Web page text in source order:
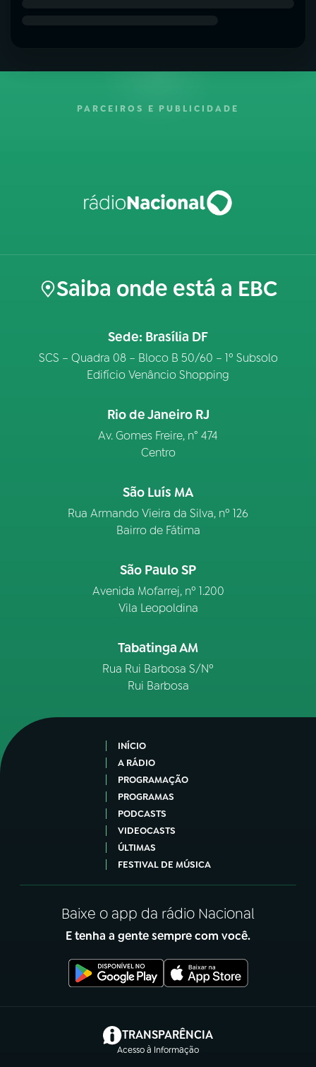
PARCEIROS E PUBLICIDADE
Saiba onde está a EBC
Sede: Brasília DF
SCS – Quadra 08 – Bloco B 50/60 – 1º Subsolo
Edifício Venâncio Shopping
Rio de Janeiro RJ
Av. Gomes Freire, n° 474
Centro
São Luís MA
Rua Armando Vieira da Silva, nº 126
Bairro de Fátima
São Paulo SP
Avenida Mofarrej, nº 1.200
Vila Leopoldina
Tabatinga AM
Rua Rui Barbosa S/Nº
Rui Barbosa
INÍCIO
A RÁDIO
PROGRAMAÇÃO
PROGRAMAS
PODCASTS
VIDEOCASTS
ÚLTIMAS
FESTIVAL DE MÚSICA
Baixe o app da rádio Nacional
E tenha a gente sempre com você.
TRANSPARÊNCIA
Acesso à Informação
(abre em nova aba)